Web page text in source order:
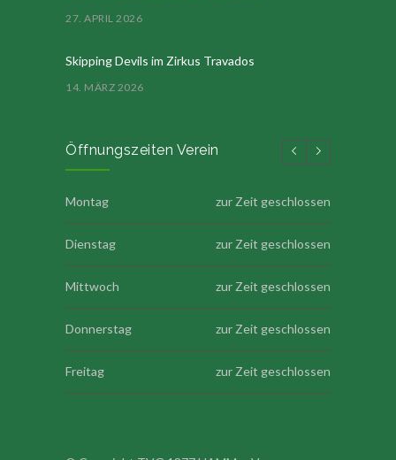
27. APRIL 2026
Skipping Devils im Zirkus Travados
14. MÄRZ 2026
Öffnungszeiten Verein
Montag zur Zeit geschlossen
Dienstag zur Zeit geschlossen
Mittwoch zur Zeit geschlossen
Donnerstag zur Zeit geschlossen
Freitag zur Zeit geschlossen
Sonntag zur Zeit geschlossen